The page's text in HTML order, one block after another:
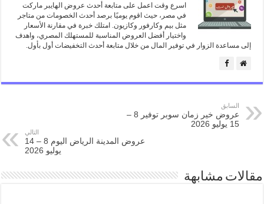
اسرع وقت اعمل على متابعة أحدث عروض الهايبر ماركت
في مصر، حيث اقوم يوميًا برصد أحدث الخصومات من متاجر
مثل بيم وكارفور وكازيون. امتلك خبرة في مقارنة الأسعار
واختيار أفضل العروض المناسبة للمستهلك المصري، واهدف
إلى مساعدة الزوار في توفير المال من خلال متابعة أحدث التخفيضات أول بأول.
السابق
عروض خير زمان سوبر توفير 8 –
15 يوليو 2026
التالي
عروض المدينة الرياض اليوم 8 – 14
يوليو 2026
مقالات مشابهة